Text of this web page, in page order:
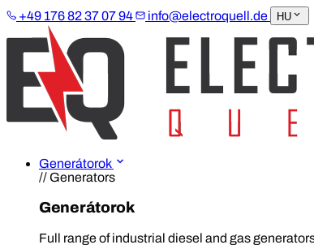
+49 176 82 37 07 94 info@electroquell.de HU
Generátorok
// Generators
Generátorok
Full range of industrial diesel and gas